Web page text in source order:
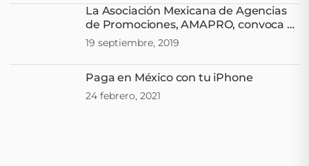
La Asociación Mexicana de Agencias
de Promociones, AMAPRO, convoca al
“FESTIVAL AMAPRO 2019”
19 septiembre, 2019
Paga en México con tu iPhone
24 febrero, 2021